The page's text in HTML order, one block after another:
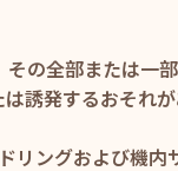
の全部または一
誘発するおそれ
リングおよび機内